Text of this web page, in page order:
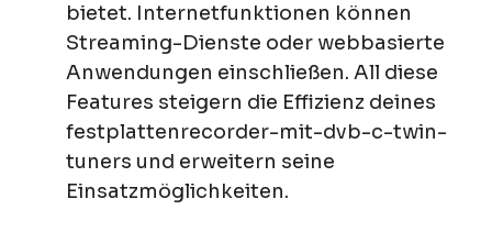
bietet. Internetfunktionen können
Streaming-Dienste oder webbasierte
Anwendungen einschließen. All diese
Features steigern die Effizienz deines
festplattenrecorder-mit-dvb-c-twin-
tuners und erweitern seine
Einsatzmöglichkeiten.